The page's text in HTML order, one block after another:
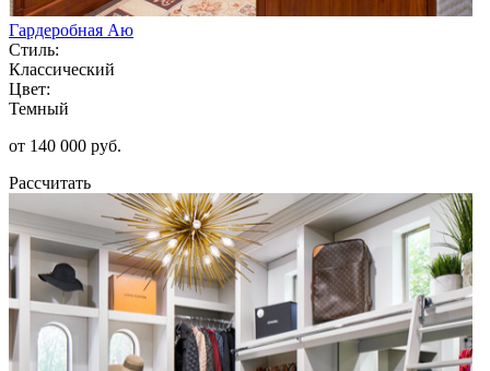
Гардеробная Аю
Стиль:
Классический
Цвет:
Темный
от 140 000 руб.
Рассчитать